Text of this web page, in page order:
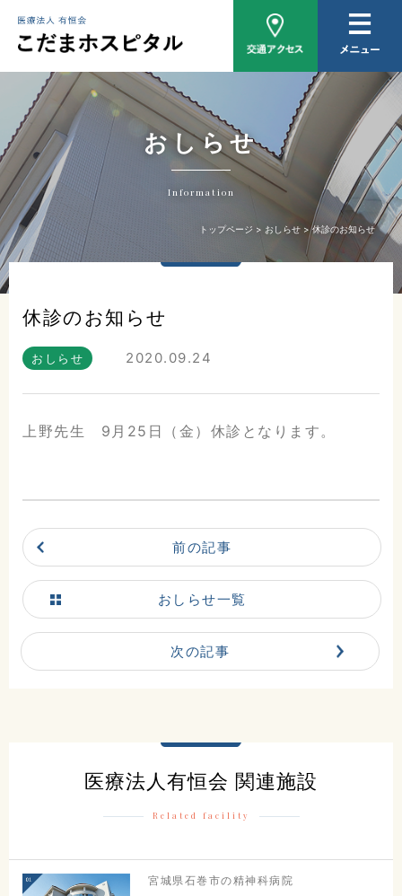
医師紹介
外来について
入院について
家族相談
交通アクセスはこちら
おしらせ
Information
トップページ おしらせ 休診のお知らせ
休診のお知らせ
おしらせ 2020.09.24
上野先生 9月25日（金）休診となります。
前の記事
おしらせ一覧
次の記事
医療法人有恒会 関連施設
Related facility
宮城県石巻市の精神科病院